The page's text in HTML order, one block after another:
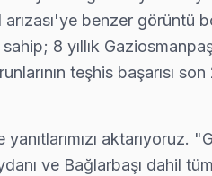
benzer görüntü
8 yıllık
teşhis başarısı
aktarıyoruz.
ve Bağlarbaşı dahil